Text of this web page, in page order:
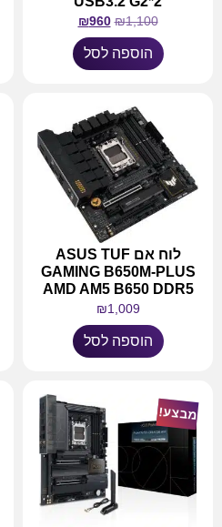
₪1,100
₪960
הוספה לסל
לוח אם ASUS TUF
GAMING B650M-PLUS
AMD AM5 B650 DDR5
₪1,009
הוספה לסל
מבצע!